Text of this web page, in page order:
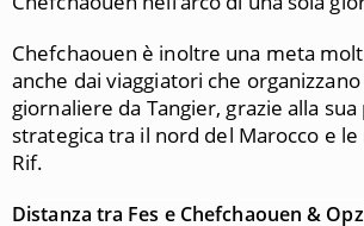
Chefchaouen è inoltre una meta
anche dai viaggiatori che
giornaliere da Tangier, grazie alla
strategica tra il nord del Marocco e
Rif.
Distanza tra Fes e Chefchaouen &